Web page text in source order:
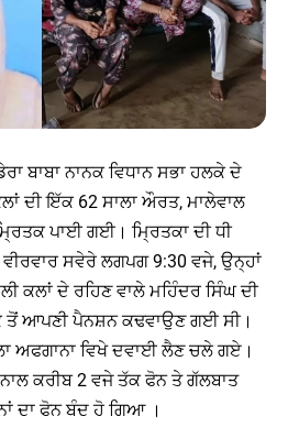
ਬਾਬਾ ਨਾਨਕ ਵਿਧਾਨ ਸਭਾ ਹਲਕੇ ਦੇ
ਦੀ ਇੱਕ 62 ਸਾਲਾ ਔਰਤ, ਮਾਲੇਵਾਲ
ਪਾਈ ਗਈ। ਮ੍ਰਿਤਕਾ ਦੀ ਧੀ
ਸਵੇਰੇ ਲਗਪਗ 9:30 ਵਜੇ, ਉਨ੍ਹਾਂ
ਕਲਾਂ ਦੇ ਰਹਿਣ ਵਾਲੇ ਮਹਿੰਦਰ ਸਿੰਘ ਦੀ
ਤੋਂ ਆਪਣੀ ਪੈਨਸ਼ਨ ਕਢਵਾਉਣ ਗਈ ਸੀ।
ਅਫਗਾਨਾ ਵਿਖੇ ਦਵਾਈ ਲੈਣ ਚਲੇ ਗਏ।
ਨਾਲ ਕਰੀਬ 2 ਵਜੇ ਤੱਕ ਫੋਨ ਤੇ ਗੱਲਬਾਤ
ਦਾ ਫੋਨ ਬੰਦ ਹੋ ਗਿਆ ।